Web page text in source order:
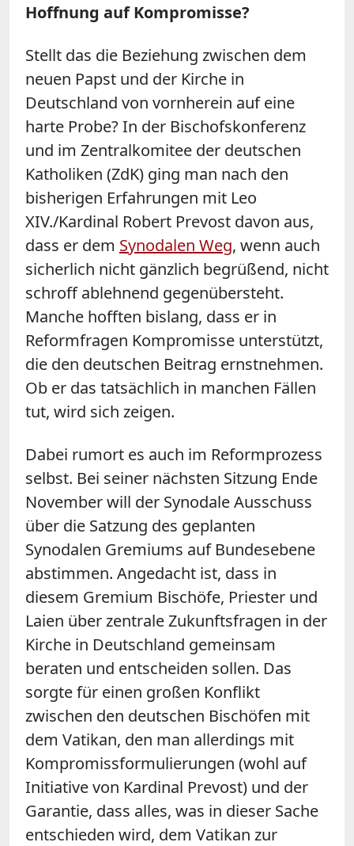
Hoffnung auf Kompromisse?
Stellt das die Beziehung zwischen dem
neuen Papst und der Kirche in
Deutschland von vornherein auf eine
harte Probe? In der Bischofskonferenz
und im Zentralkomitee der deutschen
Katholiken (ZdK) ging man nach den
bisherigen Erfahrungen mit Leo
XIV./Kardinal Robert Prevost davon aus,
dass er dem Synodalen Weg, wenn auch
sicherlich nicht gänzlich begrüßend, nicht
schroff ablehnend gegenübersteht.
Manche hofften bislang, dass er in
Reformfragen Kompromisse unterstützt,
die den deutschen Beitrag ernstnehmen.
Ob er das tatsächlich in manchen Fällen
tut, wird sich zeigen.
Dabei rumort es auch im Reformprozess
selbst. Bei seiner nächsten Sitzung Ende
November will der Synodale Ausschuss
über die Satzung des geplanten
Synodalen Gremiums auf Bundesebene
abstimmen. Angedacht ist, dass in
diesem Gremium Bischöfe, Priester und
Laien über zentrale Zukunftsfragen in der
Kirche in Deutschland gemeinsam
beraten und entscheiden sollen. Das
sorgte für einen großen Konflikt
zwischen den deutschen Bischöfen mit
dem Vatikan, den man allerdings mit
Kompromissformulierungen (wohl auf
Initiative von Kardinal Prevost) und der
Garantie, dass alles, was in dieser Sache
entschieden wird, dem Vatikan zur